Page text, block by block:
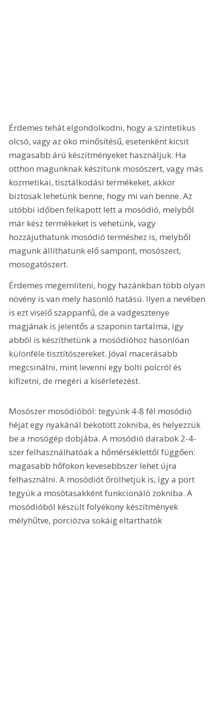
Érdemes tehát elgondolkodni, hogy a szintetikus
olcsó, vagy az öko minősítésű, esetenként kicsit
magasabb árú készítményeket használjuk. Ha
otthon magunknak készítünk mosószert, vagy más
kozmetikai, tisztálkodási termékeket, akkor
biztosak lehetünk benne, hogy mi van benne. Az
utóbbi időben felkapott lett a mosódió, melyből
már kész termékeket is vehetünk, vagy
hozzájuthatunk mosódió terméshez is, melyből
magunk állíthatunk elő sampont, mosószert,
mosogatószert.
Érdemes megemlíteni, hogy hazánkban több olyan
növény is van mely hasonló hatású. Ilyen a nevében
is ezt viselő szappanfű, de a vadgesztenye
magjának is jelentős a szaponin tartalma, így
abból is készíthetünk a mosódióhoz hasonlóan
különféle tisztítószereket. Jóval macerásabb
megcsinálni, mint levenni egy bolti polcról és
kifizetni, de megéri a kísérletezést.
Mosószer mosódióból: tegyünk 4-8 fél mosódió
héjat egy nyakánál bekötött zokniba, és helyezzük
be a mosógép dobjába. A mosódió darabok 2-4-
szer felhasználhatóak a hőmérséklettől függően:
magasabb hőfokon kevesebbszer lehet újra
felhasználni. A mosódiót őrölhetjük is, így a port
tegyük a mosótasakként funkcionáló zokniba. A
mosódióból készült folyékony készítmények
mélyhűtve, porciózva sokáig eltarthatók